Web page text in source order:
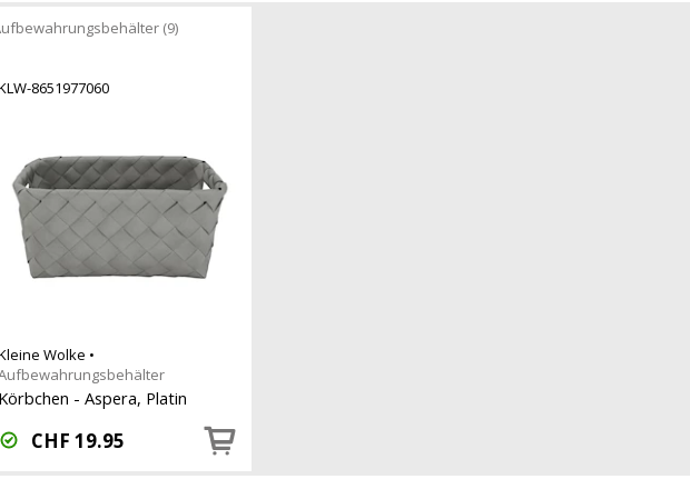
(9)
8651977060
Wolke •
- Aspera, Platin
CHF 19.95